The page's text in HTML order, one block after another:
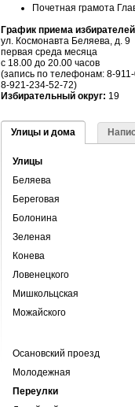
Почетная грамота
График приема избирателей
ул. Космонавта Беляева, д. 9
первая среда месяца
с 18.00 до 20.00 часов
(запись по телефонам: 8-
8-921-234-52-72)
Избирательный округ: 19
Улицы и дома
Улицы
Беляева
Береговая
Болонина
Зеленая
Конева
Ловенецкого
Мишкольцская
Можайского
Осановский проезд
Молодежная
Переулки